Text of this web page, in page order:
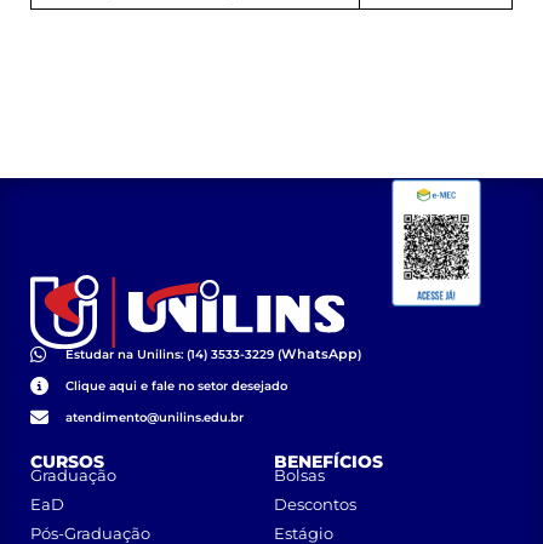
Estudar na Unilins: (14) 3533-3229 (WhatsApp)
Clique aqui e fale no setor desejado
atendimento@unilins.edu.br
CURSOS
Graduação
EaD
Pós-Graduação
BENEFÍCIOS
Bolsas
Descontos
Estágio